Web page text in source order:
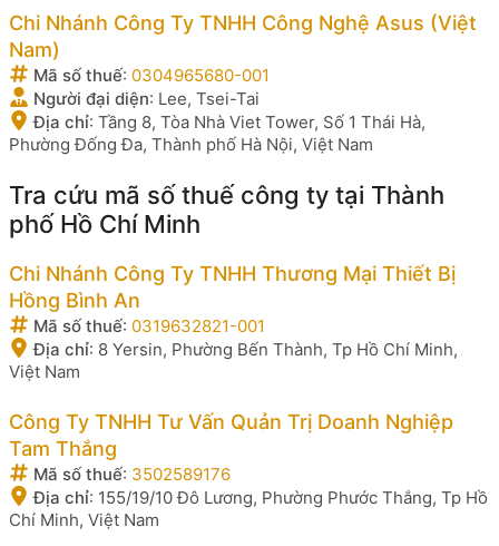
Chi Nhánh Công Ty TNHH Công Nghệ Asus (Việt
Nam)
Mã số thuế: 0304965680-001
Người đại diện: Lee, Tsei-Tai
Địa chỉ: Tầng 8, Tòa Nhà Viet Tower, Số 1 Thái Hà,
Phường Đống Đa, Thành phố Hà Nội, Việt Nam
Tra cứu mã số thuế công ty tại Thành
phố Hồ Chí Minh
Chi Nhánh Công Ty TNHH Thương Mại Thiết Bị
Hồng Bình An
Mã số thuế: 0319632821-001
Địa chỉ: 8 Yersin, Phường Bến Thành, Tp Hồ Chí Minh,
Việt Nam
Công Ty TNHH Tư Vấn Quản Trị Doanh Nghiệp
Tam Thắng
Mã số thuế: 3502589176
Địa chỉ: 155/19/10 Đô Lương, Phường Phước Thắng, Tp Hồ
Chí Minh, Việt Nam